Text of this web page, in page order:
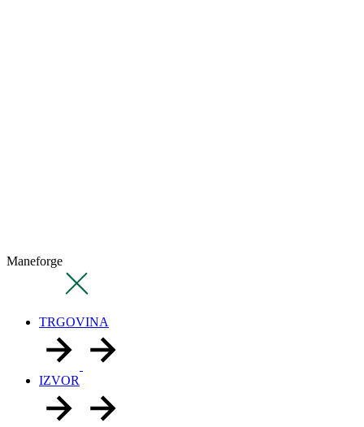
Maneforge
TRGOVINA
IZVOR